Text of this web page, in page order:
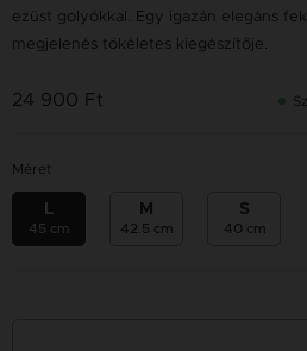
ezüst golyókkal. Egy igazán elegáns
megjelenés tökéletes kiegészítője.
24 900 Ft
Méret
L
45 cm
M
42.5 cm
S
40 cm